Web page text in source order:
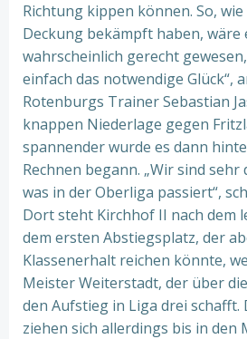
Richtung kippen können. So,
Deckung bekämpft haben, wäre
wahrscheinlich gerecht
einfach das notwendige Glück“,
Rotenburgs Trainer Sebastian
knappen Niederlage gegen
spannender wurde es dann
Rechnen begann. „Wir sind
was in der Oberliga passiert“,
Dort steht Kirchhof II nach dem
dem ersten Abstiegsplatz, der
Klassenerhalt reichen könnte,
Meister Weiterstadt, der über
den Aufstieg in Liga drei schafft.
ziehen sich allerdings bis in den